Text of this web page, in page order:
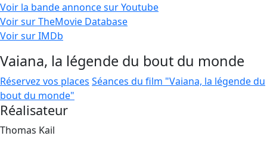
Voir la bande annonce sur Youtube
Voir sur TheMovie Database
Voir sur IMDb
Vaiana, la légende du bout du monde
Réservez vos places Séances du film "Vaiana, la légende du
bout du monde"
Réalisateur
Thomas Kail